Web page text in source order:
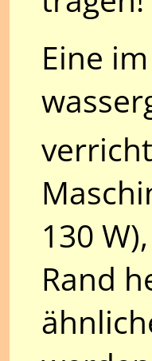
Eine
130
Rand